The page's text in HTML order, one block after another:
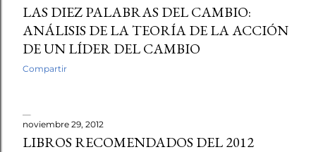
reconoce cuando ha leído miles de textos escolares.
Seguí revisando. Cuentos y fábulas de primaria, cuentos y
ensayos de secundaria. Luego contrasté mis sospechas
con varias herramientas de inteligencia artificial. El
individual. Pe...
LAS DIEZ PALABRAS DEL CAMBIO:
ANÁLISIS DE LA TEORÍA DE LA ACCIÓN
DE UN LÍDER DEL CAMBIO
Compartir
noviembre 29, 2012
LIBROS RECOMENDADOS DEL 2012